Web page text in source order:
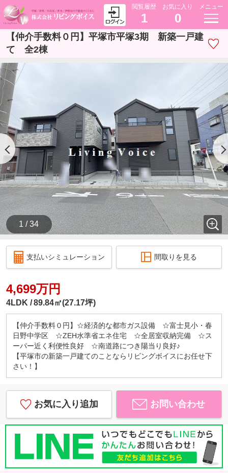
閲覧履歴
1
お気に入り
0
メニュー
【仲介手数料０円】平塚市平塚3期 新築一戸建
て 全2棟
1 / 34
支払いシミュレーション 間取りを見る
4,699万円
4LDK 89.84㎡(27.17坪)
【仲介手数料０円】☆経済的な都市ガス設備 ☆富士見小・春
日野中学区 ☆ZEH水準省エネ住宅 ☆全居室収納完備 ☆ス
ーパー近く利便性良好 ☆南道路につき陽当り良好♪
【平塚市の新築一戸建てのことならリビングボイスにお任せ下
さい！】
お気に入り追加 お問い合わせ